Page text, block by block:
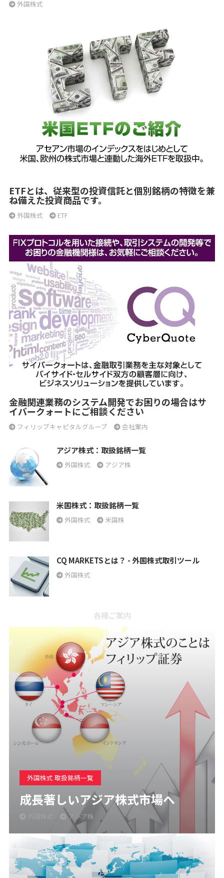
外国株式
ETFとは、従来型の投資信託と個別銘柄の特徴を兼
ね備えた投資商品です。
外国株式 ETF
金融関連業務のシステム開発でお困りの場合はサ
イバークォートにご相談ください
フィリップキャピタルグループ 会社案内
アジア株式：取扱銘柄一覧
外国株式 アジア株
米国株式：取扱銘柄一覧
外国株式 米国株
CQ MARKETSとは？ - 外国株式取引ツール
外国株式
各種ご案内
外国株式 取扱銘柄一覧
成長著しいアジア株式市場へ
アジア株